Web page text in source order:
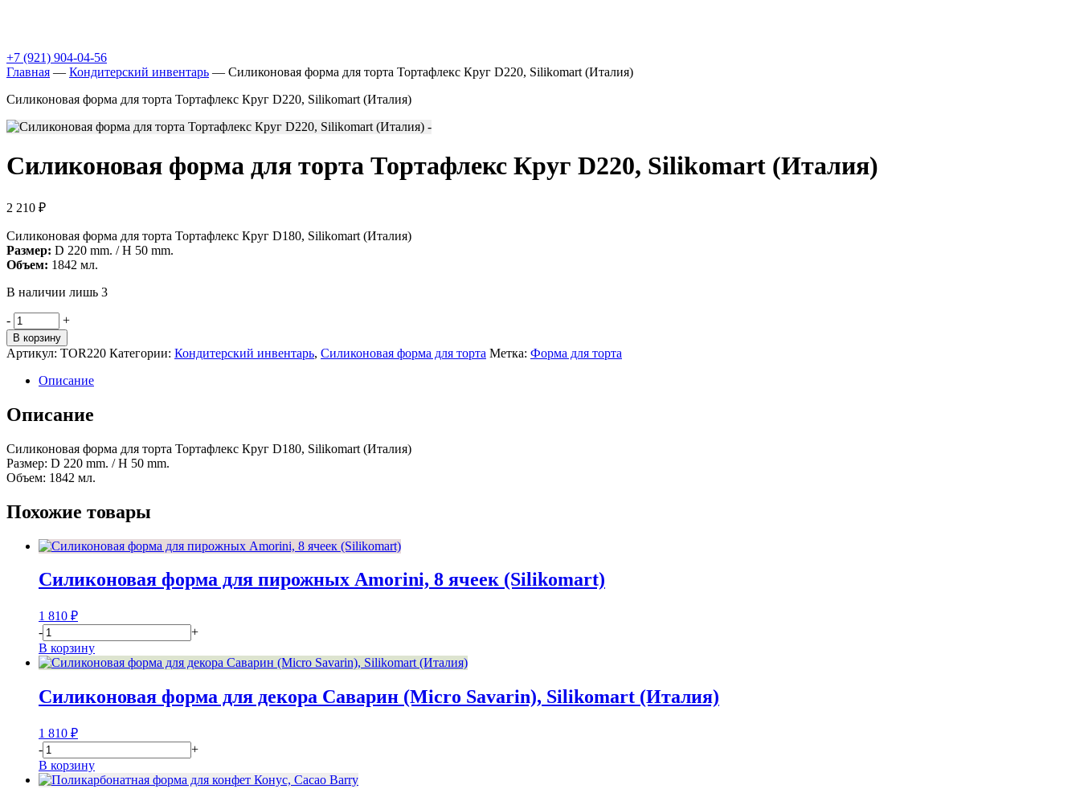
+7 (921) 904-04-56
Главная — Кондитерский инвентарь — Силиконовая форма для торта Тортафлекс Круг D220, Silikomart (Италия)
Силиконовая форма для торта Тортафлекс Круг D220, Silikomart (Италия)
Силиконовая форма для торта Тортафлекс Круг D220, Silikomart (Италия)
2 210 ₽
Силиконовая форма для торта Тортафлекс Круг D180, Silikomart (Италия)
Размер: D 220 mm. / H 50 mm.
Объем: 1842 мл.
В наличии лишь 3
Количество
товара
Силиконовая
форма
Тортафлекс
Круг
Silikomart
(Италия)
- +
В корзину
Артикул: TOR220 Категории: Кондитерский инвентарь, Силиконовая форма для торта Метка: Форма для торта
Описание
Описание
Силиконовая форма для торта Тортафлекс Круг D180, Silikomart (Италия)
Размер: D 220 mm. / H 50 mm.
Объем: 1842 мл.
Похожие товары
Силиконовая форма для пирожных Amorini, 8 ячеек (Silikomart)
1 810 ₽
-
+
В корзину
Силиконовая форма для декора Саварин (Micro Savarin), Silikomart (Италия)
1 810 ₽
-
+
В корзину